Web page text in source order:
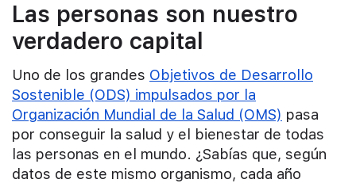
Las personas son nuestro
verdadero capital
Uno de los grandes Objetivos de Desarrollo
Sostenible (ODS) impulsados por la
Organización Mundial de la Salud (OMS) pasa
por conseguir la salud y el bienestar de todas
las personas en el mundo. ¿Sabías que, según
datos de este mismo organismo, cada año